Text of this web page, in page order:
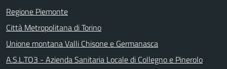
Regione Piemonte
Città Metropolitana di Torino
Unione montana Valli Chisone e Germanasca
A.S.L.TO3 - Azienda Sanitaria Locale di Collegno e Pinerolo